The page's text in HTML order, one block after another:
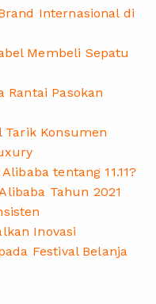
Internasional di
Membeli Sepatu
Rantai Pasokan
Tarik Konsumen
tentang 11.11?
Tahun 2021
Inovasi
Festival Belanja